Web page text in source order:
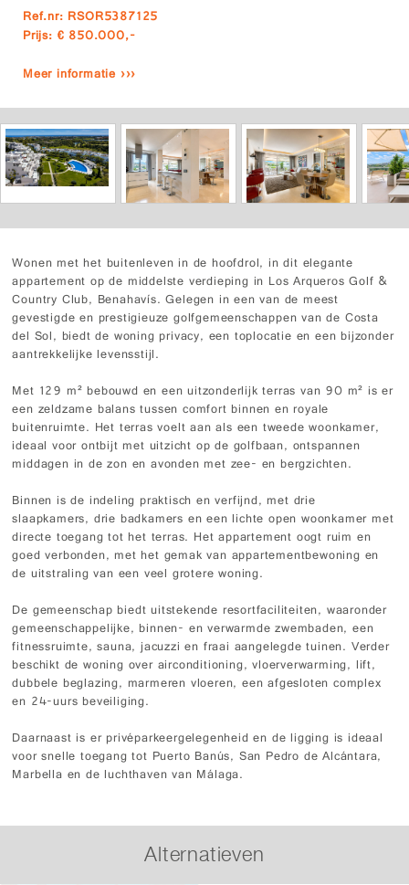
Ref.nr: RSOR5387125
Prijs: € 850.000,-
Meer informatie ›››
Wonen met het buitenleven in de hoofdrol, in dit elegante
appartement op de middelste verdieping in Los Arqueros Golf &
Country Club, Benahavís. Gelegen in een van de meest
gevestigde en prestigieuze golfgemeenschappen van de Costa
del Sol, biedt de woning privacy, een toplocatie en een bijzonder
aantrekkelijke levensstijl.
Met 129 m² bebouwd en een uitzonderlijk terras van 90 m² is er
een zeldzame balans tussen comfort binnen en royale
buitenruimte. Het terras voelt aan als een tweede woonkamer,
ideaal voor ontbijt met uitzicht op de golfbaan, ontspannen
middagen in de zon en avonden met zee- en bergzichten.
Binnen is de indeling praktisch en verfijnd, met drie
slaapkamers, drie badkamers en een lichte open woonkamer met
directe toegang tot het terras. Het appartement oogt ruim en
goed verbonden, met het gemak van appartementbewoning en
de uitstraling van een veel grotere woning.
De gemeenschap biedt uitstekende resortfaciliteiten, waaronder
gemeenschappelijke, binnen- en verwarmde zwembaden, een
fitnessruimte, sauna, jacuzzi en fraai aangelegde tuinen. Verder
beschikt de woning over airconditioning, vloerverwarming, lift,
dubbele beglazing, marmeren vloeren, een afgesloten complex
en 24-uurs beveiliging.
Daarnaast is er privéparkeergelegenheid en de ligging is ideaal
voor snelle toegang tot Puerto Banús, San Pedro de Alcántara,
Marbella en de luchthaven van Málaga.
Alternatieven